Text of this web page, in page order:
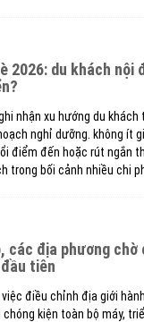
nhận xu hướng du
nghỉ dưỡng. không ít
điểm đến hoặc rút ngắn
trong bối cảnh nhiều chi
tiên
điều chỉnh địa giới
kiện toàn bộ máy,